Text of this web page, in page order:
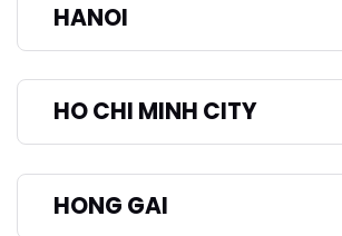
HANOI
HO CHI MINH CITY
HONG GAI